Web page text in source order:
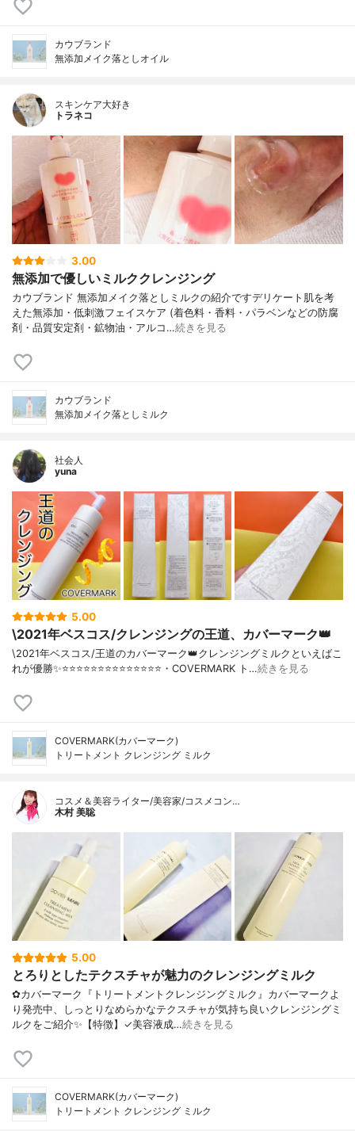
カウブランド
無添加メイク落としオイル
スキンケア大好き
トラネコ
3.00
無添加で優しいミルククレンジング
カウブランド 無添加メイク落としミルクの紹介ですデリケート肌を考
えた無添加・低刺激フェイスケア (着色料・香料・パラベンなどの防腐
剤・品質安定剤・鉱物油・アルコ…続きを見る
カウブランド
無添加メイク落としミルク
社会人
yuna
5.00
\2021年ベスコス/クレンジングの王道、カバーマーク👑
\2021年ベスコス/王道のカバーマーク👑クレンジングミルクといえばこ
れが優勝✨⭐️⭐️⭐️⭐️⭐️⭐️⭐️⭐️⭐️⭐️⭐️⭐️⭐️⭐️・COVERMARK ト…続きを見る
COVERMARK(カバーマーク)
トリートメント クレンジング ミルク
コスメ＆美容ライター/美容家/コスメコン…
木村 美聡
5.00
とろりとしたテクスチャが魅力のクレンジングミルク
✿カバーマーク『トリートメントクレンジングミルク』カバーマークよ
り発売中、しっとりなめらかなテクスチャが気持ち良いクレンジングミ
ルクをご紹介✨【特徴】✓美容液成…続きを見る
COVERMARK(カバーマーク)
トリートメント クレンジング ミルク